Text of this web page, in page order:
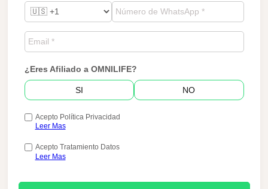
¿Eres Afiliado a OMNILIFE?
SI NO
Acepto Política Privacidad
Leer Mas
Acepto Tratamiento Datos
Leer Mas